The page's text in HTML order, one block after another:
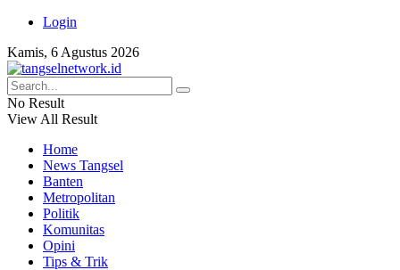
Login
Kamis, 6 Agustus 2026
No Result
View All Result
Home
News Tangsel
Banten
Metropolitan
Politik
Komunitas
Opini
Tips & Trik